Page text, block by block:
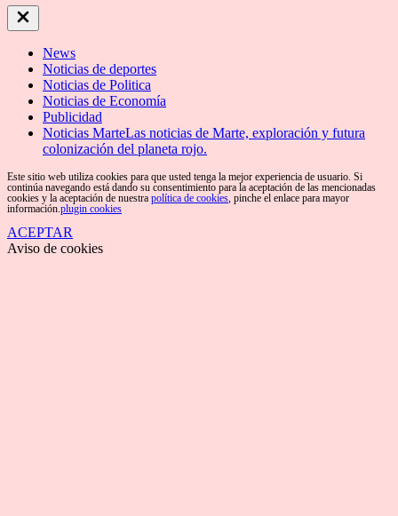
Close
Off
News
Noticias de deportes
Noticias de Politica
Noticias de Economía
Publicidad
Noticias MarteLas noticias de Marte, exploración y futura
colonización del planeta rojo.
Este sitio web utiliza cookies para que usted tenga la mejor experiencia de usuario. Si
continúa navegando está dando su consentimiento para la aceptación de las mencionadas
cookies y la aceptación de nuestra política de cookies, pinche el enlace para mayor
información.plugin cookies
ACEPTAR
Aviso de cookies